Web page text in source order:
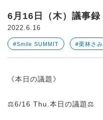
6月16日（木）議事録
2022.6.16
#Smile SUMMIT #栗林さみ
《本日の議題》
⚖️6/16 Thu.本日の議題⚖️